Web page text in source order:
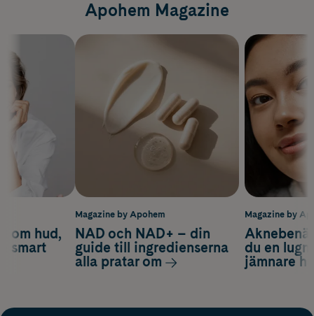
Apohem Magazine
Magazine by
du en
jämnare
om hud,
smart
Magazine by Apohem
NAD och NAD+ – din
guide till ingredienserna
alla pratar om